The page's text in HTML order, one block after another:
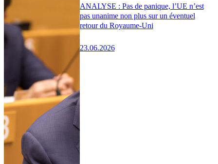
ANALYSE : Pas de panique, l’UE n’est
pas unanime non plus sur un éventuel
retour du Royaume-Uni
23.06.2026